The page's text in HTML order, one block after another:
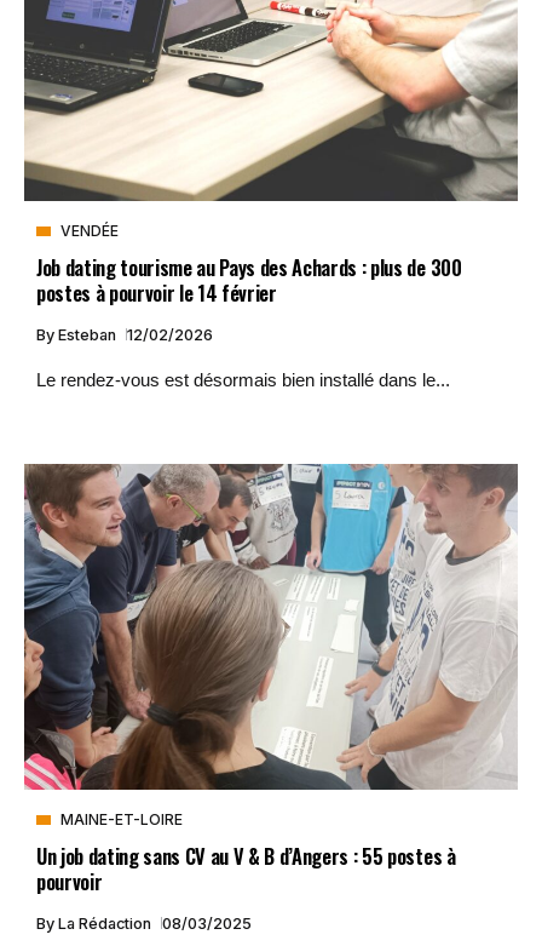
VENDÉE
Job dating tourisme au Pays des Achards : plus de 300
postes à pourvoir le 14 février
By Esteban 12/02/2026
Le rendez-vous est désormais bien installé dans le...
MAINE-ET-LOIRE
Un job dating sans CV au V & B d’Angers : 55 postes à
pourvoir
By La Rédaction 08/03/2025